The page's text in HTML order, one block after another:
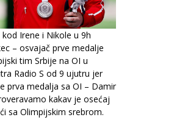
Irene i Nikole u 9h
– osvajač prve medalje
tim Srbije na OI u
Radio S od 9 ujutru jer
prva medalja sa OI – Damir
kakav je osećaj
sa Olimpijskim srebrom.